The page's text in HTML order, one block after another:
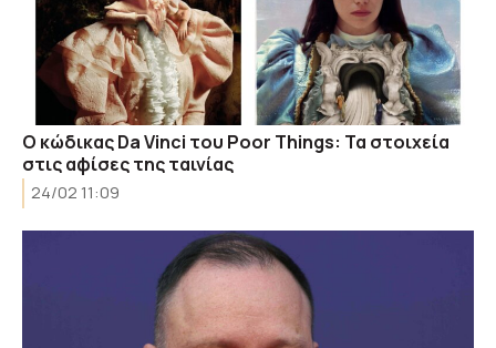
Ο κώδικας Da Vinci του Poor Things: Τα στοιχεία
στις αφίσες της ταινίας
24/02 11:09